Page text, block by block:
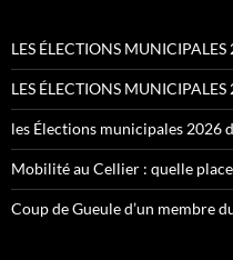
LES ÉLECTIONS
LES ÉLECTIONS
les Élections municipales 2026
Mobilité au Cellier : quelle
Coup de Gueule d’un membre